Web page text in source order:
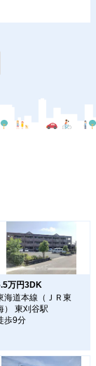
万円3DK
海道本線（ＪＲ東
） 東刈谷駅
歩9分